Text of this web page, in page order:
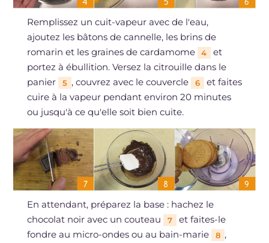
Remplissez un cuit-vapeur avec de l'eau,
ajoutez les bâtons de cannelle, les brins de
romarin et les graines de cardamome
4
et
portez à ébullition. Versez la citrouille dans le
panier
5 , couvrez avec le couvercle 6
et faites
cuire à la vapeur pendant environ 20 minutes
ou jusqu'à ce qu'elle soit bien cuite.
En attendant, préparez la base : hachez le
chocolat noir avec un couteau
7
et faites-le
fondre au micro-ondes ou au bain-marie
8 ,